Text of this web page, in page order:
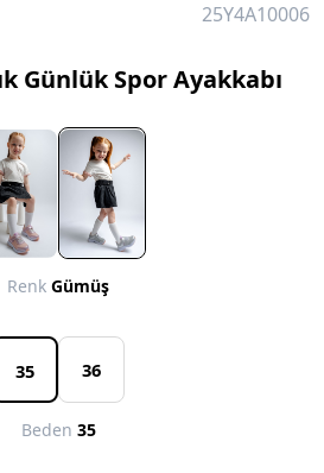
25Y4A10006
Günlük Spor Ayakkabı
Renk Gümüş
35 36
Beden 35